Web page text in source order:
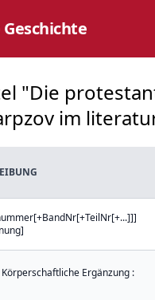
"Die
im
Ergänzung :